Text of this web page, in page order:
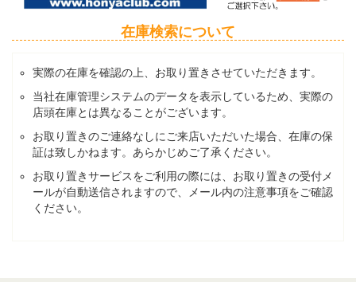
在庫検索について
実際の在庫を確認の上、お取り置きさせていただきます。
当社在庫管理システムのデータを表示しているため、実際の
店頭在庫とは異なることがございます。
お取り置きのご連絡なしにご来店いただいた場合、在庫の保
証は致しかねます。あらかじめご了承ください。
お取り置きサービスをご利用の際には、お取り置きの受付メ
ールが自動送信されますので、メール内の注意事項をご確認
ください。